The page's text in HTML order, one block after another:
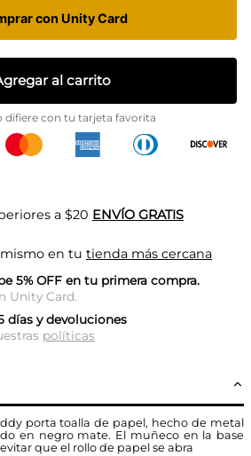
con Unity Card
al carrito
difiere con tu tarjeta favorita
a $20 ENVÍO GRATIS
en tu tienda más cercana
5% OFF en tu primera compra.
Unity Card.
días y devoluciones
políticas
porta toalla de papel, hecho de metal
en negro mate. El muñeco en la base
que el rollo de papel se abra